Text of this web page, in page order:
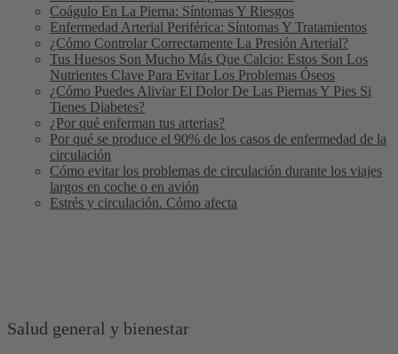
Coágulo En La Pierna: Síntomas Y Riesgos
Enfermedad Arterial Periférica: Síntomas Y Tratamientos
¿Cómo Controlar Correctamente La Presión Arterial?
Tus Huesos Son Mucho Más Que Calcio: Estos Son Los
Nutrientes Clave Para Evitar Los Problemas Óseos
¿Cómo Puedes Aliviar El Dolor De Las Piernas Y Pies Si
Tienes Diabetes?
¿Por qué enferman tus arterias?
Por qué se produce el 90% de los casos de enfermedad de la
circulación
Cómo evitar los problemas de circulación durante los viajes
largos en coche o en avión
Estrés y circulación. Cómo afecta
Salud general y bienestar